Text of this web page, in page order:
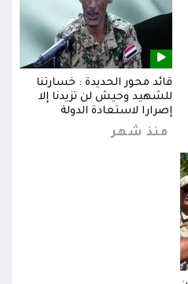
قائد محور الحديدة : خسارتنا
للشهيد وحيش لن تزيدنا إلا
إصرارا لاستعادة الدولة
منذ شهر